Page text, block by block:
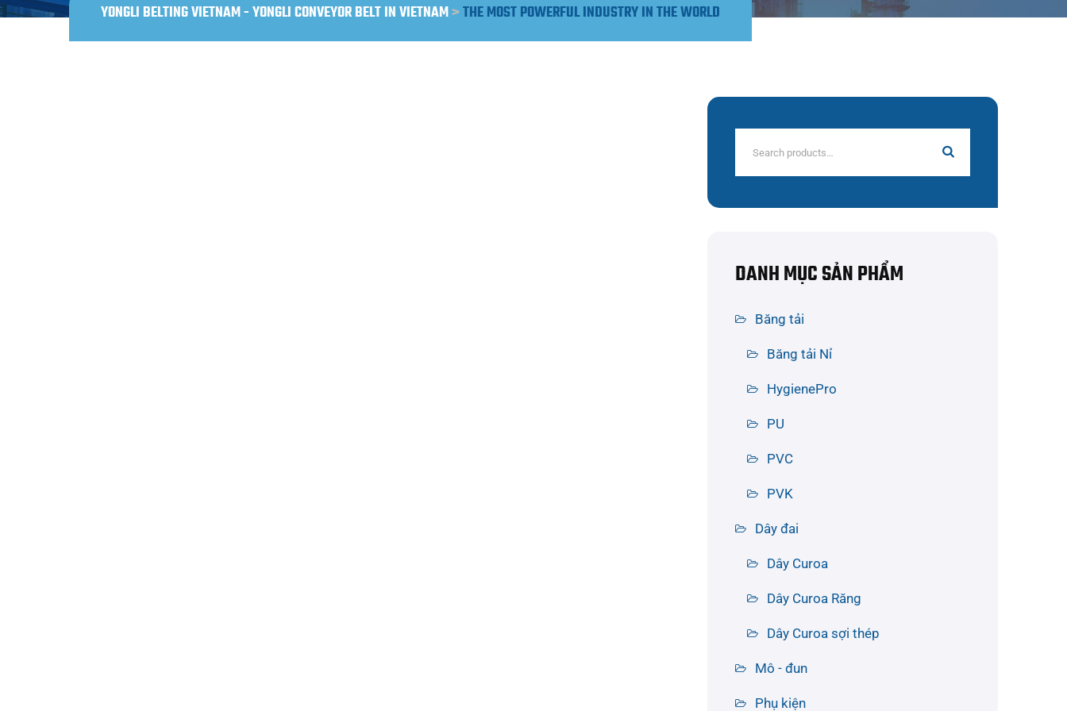
YONGLI BELTING VIETNAM - YONGLI CONVEYOR BELT IN VIETNAM>THE MOST POWERFUL INDUSTRY IN THE WORLD
for:
DANH MỤC SẢN PHẨM
Băng tải
Băng tải Nỉ
HygienePro
PU
PVC
PVK
Dây đai
Dây Curoa
Dây Curoa Răng
Dây Curoa sợi thép
Mô - đun
Phụ kiện